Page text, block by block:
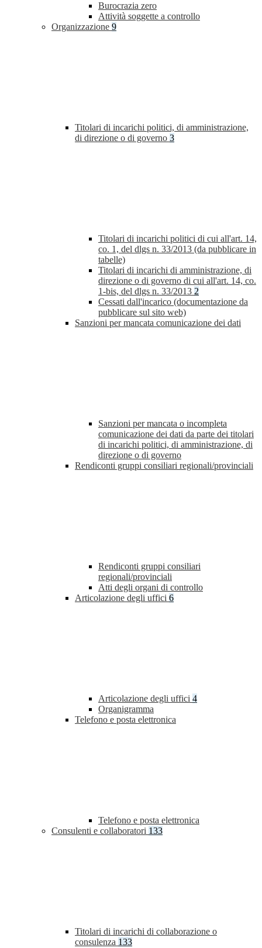
Burocrazia zero
Attività soggette a controllo
Organizzazione 9
Titolari di incarichi politici, di amministrazione,
di direzione o di governo 3
Titolari di incarichi politici di cui all'art. 14,
co. 1, del dlgs n. 33/2013 (da pubblicare in
tabelle)
Titolari di incarichi di amministrazione, di
direzione o di governo di cui all'art. 14, co.
1-bis, del dlgs n. 33/2013 2
Cessati dall'incarico (documentazione da
pubblicare sul sito web)
Sanzioni per mancata comunicazione dei dati
Sanzioni per mancata o incompleta
comunicazione dei dati da parte dei titolari
di incarichi politici, di amministrazione, di
direzione o di governo
Rendiconti gruppi consiliari regionali/provinciali
Rendiconti gruppi consiliari
regionali/provinciali
Atti degli organi di controllo
Articolazione degli uffici 6
Articolazione degli uffici 4
Organigramma
Telefono e posta elettronica
Telefono e posta elettronica
Consulenti e collaboratori 133
Titolari di incarichi di collaborazione o
consulenza 133